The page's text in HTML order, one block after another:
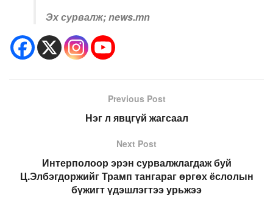
Эх сурвалж; news.mn
Previous Post
Нэг л явцгүй жагсаал
Next Post
Интерполоор эрэн сурвалжлагдаж буй
Ц.Элбэгдоржийг Трамп тангараг өргөх ёслолын
бүжигт үдэшлэгтээ урьжээ